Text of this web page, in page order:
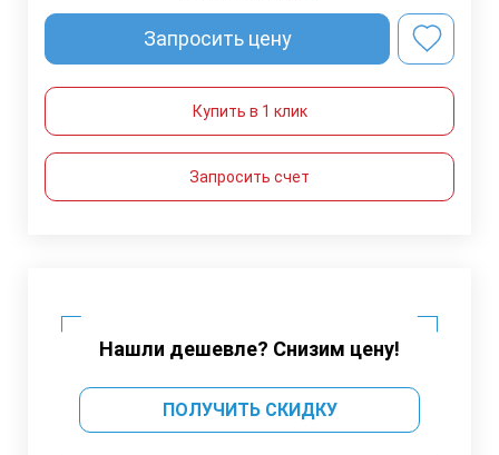
Запросить цену
Купить в 1 клик
Запросить счет
Нашли дешевле? Снизим цену!
ПОЛУЧИТЬ СКИДКУ